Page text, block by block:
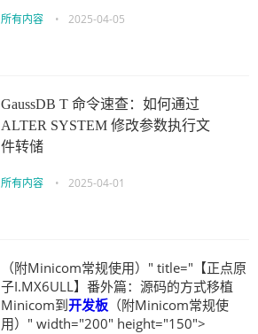
所有内容 • 2025-04-05
GaussDB T 命令速查：如何通过
ALTER SYSTEM 修改参数执行文
件转储
所有内容 • 2025-04-01
（附Minicom常规使用）" title="【正点原
子I.MX6ULL】番外篇：源码的方式移植
Minicom到开发板 （附Minicom常规使
用）" width="200" height="150">